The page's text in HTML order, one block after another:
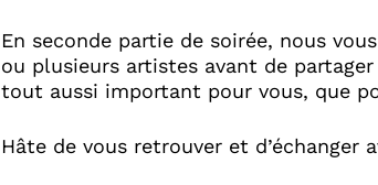
En seconde partie de soirée, nous
ou plusieurs artistes avant de
tout aussi important pour vous, que
Hâte de vous retrouver et d’échanger